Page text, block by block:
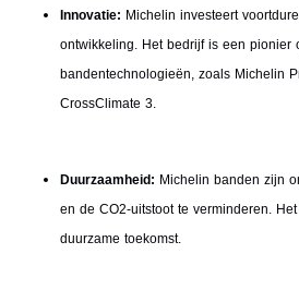
Innovatie: Michelin investeert
ontwikkeling. Het bedrijf is een pionier
bandentechnologieën, zoals Michelin
CrossClimate 3.
Duurzaamheid: Michelin banden zijn
en de CO2-uitstoot te verminderen.
duurzame toekomst.